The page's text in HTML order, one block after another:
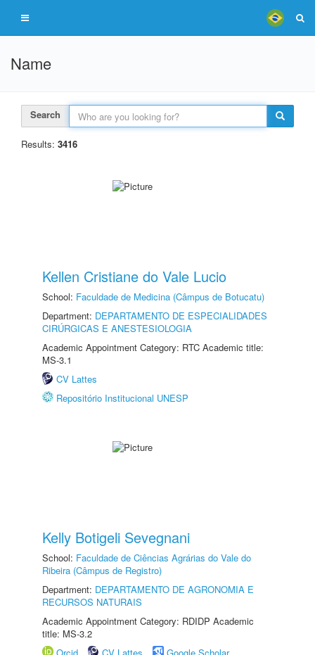
Name
Search
Results: 3416
Kellen Cristiane do Vale Lucio
School: Faculdade de Medicina (Câmpus de Botucatu)
Department: DEPARTAMENTO DE ESPECIALIDADES
CIRÚRGICAS E ANESTESIOLOGIA
Academic Appointment Category: RTC Academic title:
MS-3.1
CV Lattes
Repositório Institucional UNESP
Kelly Botigeli Sevegnani
School: Faculdade de Ciências Agrárias do Vale do
Ribeira (Câmpus de Registro)
Department: DEPARTAMENTO DE AGRONOMIA E
RECURSOS NATURAIS
Academic Appointment Category: RDIDP Academic
title: MS-3.2